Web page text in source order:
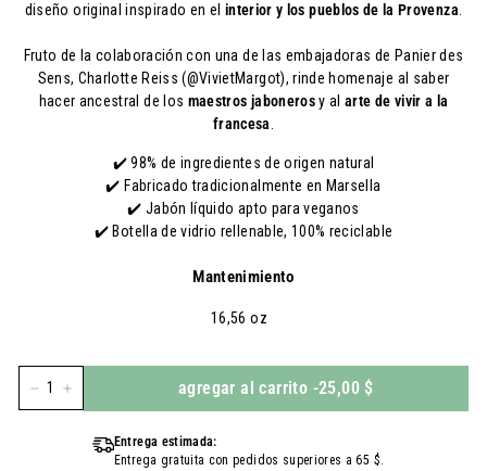
diseño original inspirado en el interior y los pueblos de la Provenza
Fruto de la colaboración con una de las embajadoras de Panier des
Sens, Charlotte Reiss (@VivietMargot), rinde homenaje al saber
hacer ancestral de los maestros jabonerosy alarte de vivir a la
francesa
✔️ 98% de ingredientes de origen natural
✔️ Fabricado tradicionalmente en Marsella
✔️ Jabón líquido apto para veganos
✔️ Botella de vidrio rellenable, 100% reciclable
Mantenimiento
16,56 oz
agregar al carrito -25,00 $
Entrega estimada:
Entrega gratuita con pedidos superiores a 65 $.